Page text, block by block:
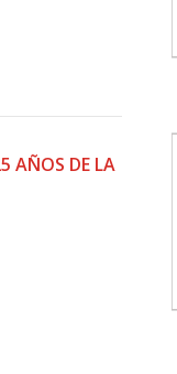
AÑOS DE LA